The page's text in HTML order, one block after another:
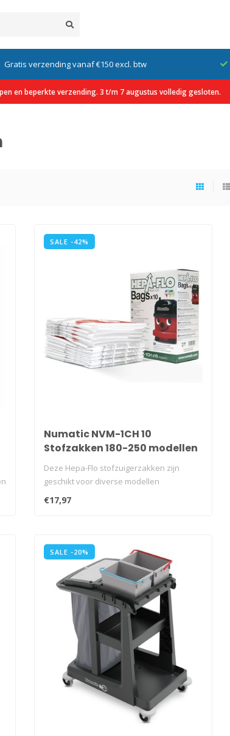
Wij worden beoordeeld met een 9.2/10
en beperkte verzending. 3 t/m 7 augustus volledig gesloten.
SALE -42%
Numatic NVM-1CH 10
Stofzakken 180-250 modellen
Deze Hepa-Flo stofzuigerzakken zijn
geschikt voor diverse modellen
€17,97
SALE -20%